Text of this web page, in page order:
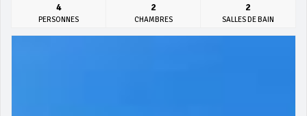
4
PERSONNES
2
CHAMBRES
2
SALLES DE BAIN